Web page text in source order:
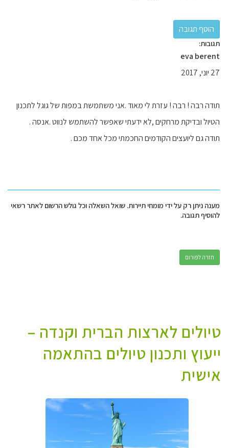
תגובות:
eva berent
27 יוני, 2017
תודה רבה ! רבה ! עזרת לי מאוד .אני משתמשת במפות של גוגל לתכנון
הטיול ובדיקת מרחקים ,לא ידעתי שאפשר להשתמש לנווט .אנסה .
תודה גם ליועצים הקודמים החכמתי מכל אחד מכם .
מענה ניתן רק על ידי מומחי תיירות. שואל השאלה וכל גולש הרשום לאתר רשאי
להוסיף תגובה.
חזרה לפורום
טיולים לארצות הברית וקנדה –
ייעוץ ותכנון טיולים בהתאמה
אישית